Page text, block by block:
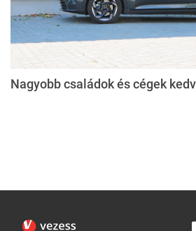
Nagyobb családok és cégek